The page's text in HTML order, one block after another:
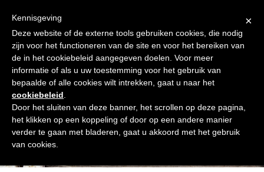
content
Afrekenen
Winkelmand Shop
Open
mobile
menu
Close
mobile
menu
Shop
×
Kennisgeving
Deze website of de externe tools gebruiken cookies, die nodig
zijn voor het functioneren van de site en voor het bereiken van
de in het cookiebeleid aangegeven doelen. Voor meer
informatie of als u uw toestemming voor het gebruik van
bepaalde of alle cookies wilt intrekken, gaat u naar het
cookiebeleid
Door het sluiten van deze banner, het scrollen op deze pagina,
het klikken op een koppeling of door op een andere manier
verder te gaan met bladeren, gaat u akkoord met het gebruik
van cookies.